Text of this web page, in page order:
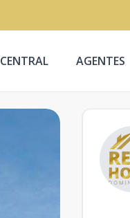
CENTRAL AGENTES